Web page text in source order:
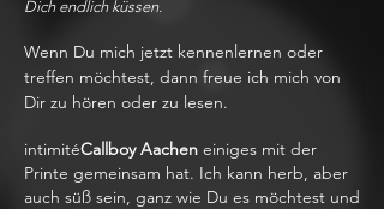
Dich endlich küssen.
Wenn Du mich jetzt kennenlernen oder
treffen möchtest, dann freue ich mich von
Dir zu hören oder zu lesen.
intimitéCallboy Aachen einiges mit der
Printe gemeinsam hat. Ich kann herb, aber
auch süß sein, ganz wie Du es möchtest und